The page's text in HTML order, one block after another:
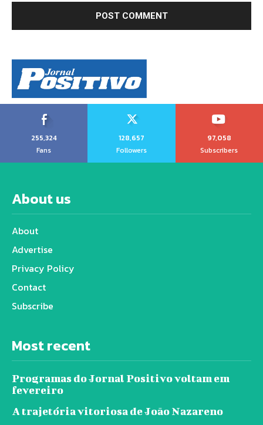
255,324
Fans
128,657
Followers
97,058
Subscribers
About us
About
Advertise
Privacy Policy
Contact
Subscribe
Most recent
Programas do Jornal Positivo voltam em
fevereiro
A trajetória vitoriosa de João Nazareno